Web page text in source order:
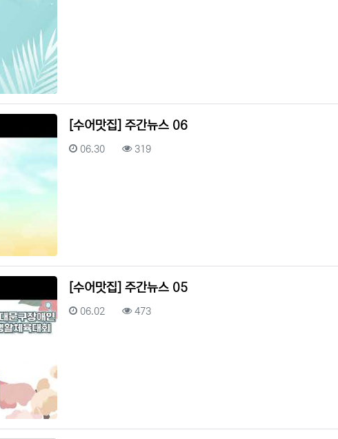
[수어맛집] 주간뉴스 06
등록일
06.30 조회
319
[수어맛집] 주간뉴스 05
등록일
06.02 조회
473